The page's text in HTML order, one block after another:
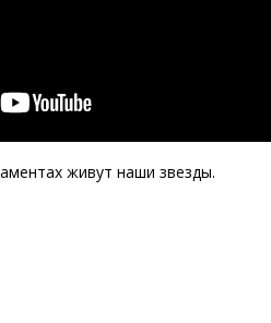
живут наши звезды.